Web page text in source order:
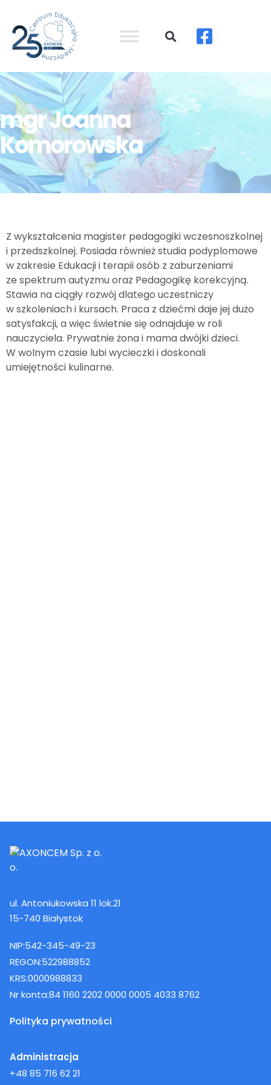
mgr Joanna
Komorowska
Z wykształcenia magister pedagogiki wczesnoszkolnej
i przedszkolnej. Posiada również studia podyplomowe
w zakresie Edukacji i terapii osób z zaburzeniami
ze spektrum autyzmu oraz Pedagogikę korekcyjną.
Stawia na ciągły rozwój dlatego uczestniczy
w szkoleniach i kursach. Praca z dziećmi daje jej dużo
satysfakcji, a więc świetnie się odnajduje w roli
nauczyciela. Prywatnie żona i mama dwójki dzieci.
W wolnym czasie lubi wycieczki i doskonali
umiejętności kulinarne.
ul. Antoniukowska 11 lok.21
15-740 Białystok
NIP:542-345-49-23
REGON:522988852
KRS:0000988833
Nr konta:84 1160 2202 0000 0005 4033 8762
Polityka prywatności
Administracja
+48 85 716 62 21